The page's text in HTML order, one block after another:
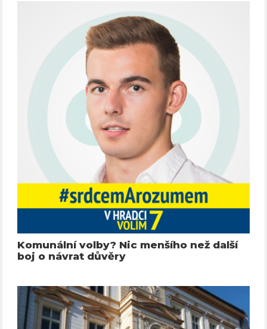
Komunální volby? Nic menšího než další
boj o návrat důvěry